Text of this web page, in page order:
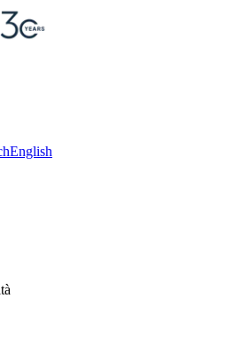
English